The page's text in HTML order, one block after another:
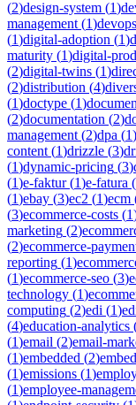
(2)design-system (1)
management (1)devops
(1)digital-adoption (1)
maturity (1)digital-
(2)digital-twins (1)
(2)distribution (4)
(1)doctype (1)
(2)documentation (2)
management (2)dpa (1)
content (1)drizzle (3)
(1)dynamic-pricing (3)
(1)e-faktur(1)e-fatura (
(1)ebay (3)ec2 (1)ecm
(3)ecommerce-costs (1
marketing (2)
(2)ecommerce-
reporting (1)
(1)ecommerce-seo (3)
technology (1)
computing (2)edi (1)
(4)education-analytics
(1)email (2)email-
(1)embedded (2)
(1)emissions (1)
(1)employee-